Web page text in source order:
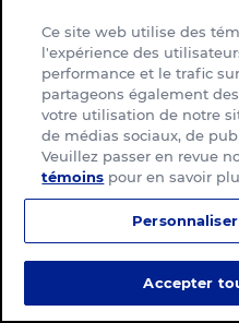
Ce site web utilise des
l'expérience des
performance et le trafic
partageons également
votre utilisation de notre
de médias sociaux, de
Veuillez passer en revue
témoins pour en savoir
Accepter